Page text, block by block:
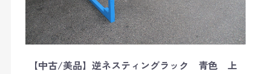
【中古/美品】逆ネスティングラック 青色 上